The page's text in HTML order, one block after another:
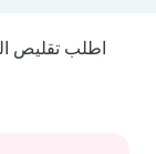
اطلب تقليص